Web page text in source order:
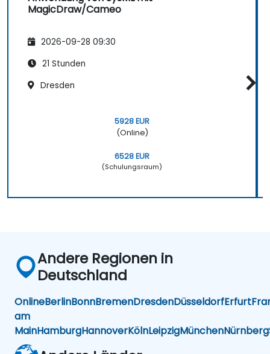
MagicDraw/Cameo
2026-09-28 09:30
21 Stunden
Dresden
5928 EUR
(Online)
6528 EUR
(Schulungsraum)
Andere Regionen in
Deutschland
OnlineBerlinBonnBremenDresdenDüsseldorfErfurt
am
MainHamburgHannoverKölnLeipzigMünchenNürnberg